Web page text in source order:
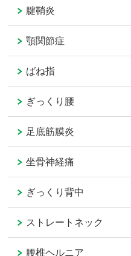
腱鞘炎
顎関節症
ばね指
ぎっくり腰
足底筋膜炎
坐骨神経痛
ぎっくり背中
ストレートネック
腰椎ヘルニア